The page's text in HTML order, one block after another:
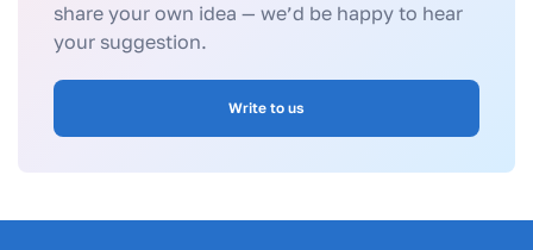
share your own idea — we’d be happy to hear
your suggestion.
Write to us